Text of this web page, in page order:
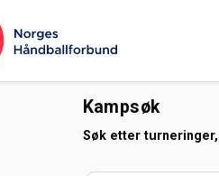
Kampsøk
Søk etter